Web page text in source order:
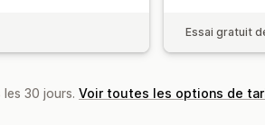
Essai gratuit
30 jours. Voir toutes les options de